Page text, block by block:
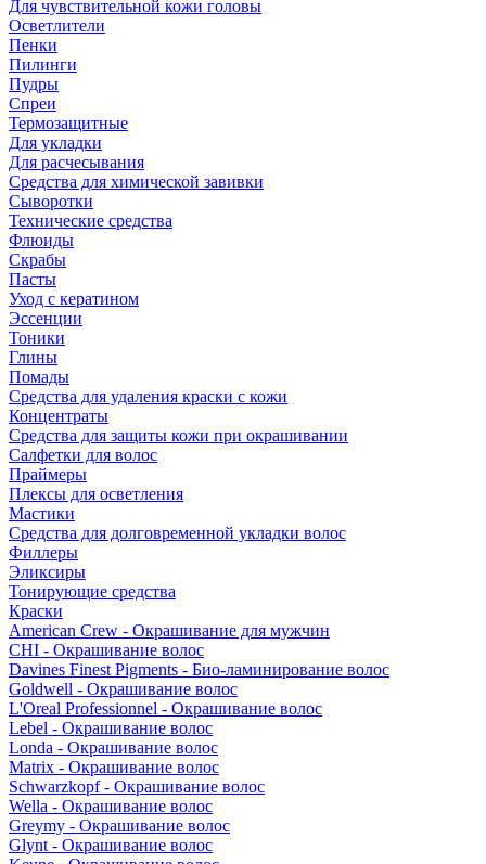
Для чувствительной кожи головы
Осветлители
Пенки
Пилинги
Пудры
Спреи
Термозащитные
Для укладки
Для расчесывания
Средства для химической завивки
Сыворотки
Технические средства
Флюиды
Скрабы
Пасты
Уход с кератином
Эссенции
Тоники
Глины
Помады
Средства для удаления краски с кожи
Концентраты
Средства для защиты кожи при окрашивании
Салфетки для волос
Праймеры
Плексы для осветления
Мастики
Средства для долговременной укладки волос
Филлеры
Эликсиры
Тонирующие средства
Краски
American Crew - Окрашивание для мужчин
CHI - Окрашивание волос
Davines Finest Pigments - Био-ламинирование волос
Goldwell - Окрашивание волос
L'Oreal Professionnel - Окрашивание волос
Lebel - Окрашивание волос
Londa - Окрашивание волос
Matrix - Окрашивание волос
Schwarzkopf - Окрашивание волос
Wella - Окрашивание волос
Greymy - Окрашивание волос
Glynt - Окрашивание волос